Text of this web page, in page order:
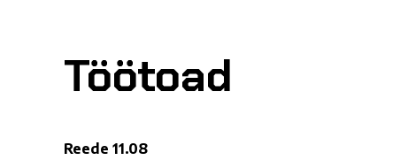
Töötoad
Reede 11.08